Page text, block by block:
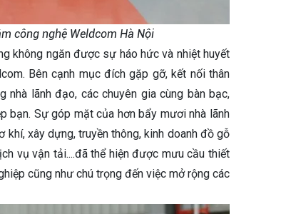
công nghệ Weldcom Hà Nội
không ngăn được sự háo hức và nhiệt huyết
Bên cạnh mục đích gặp gỡ, kết nối thân
lãnh đạo, các chuyên gia cùng bàn bạc,
bạn. Sự góp mặt của hơn bẩy mươi nhà lãnh
xây dựng, truyền thông, kinh doanh đồ gỗ
vụ vận tải....đã thể hiện được mưu cầu thiết
cũng như chú trọng đến việc mở rộng các